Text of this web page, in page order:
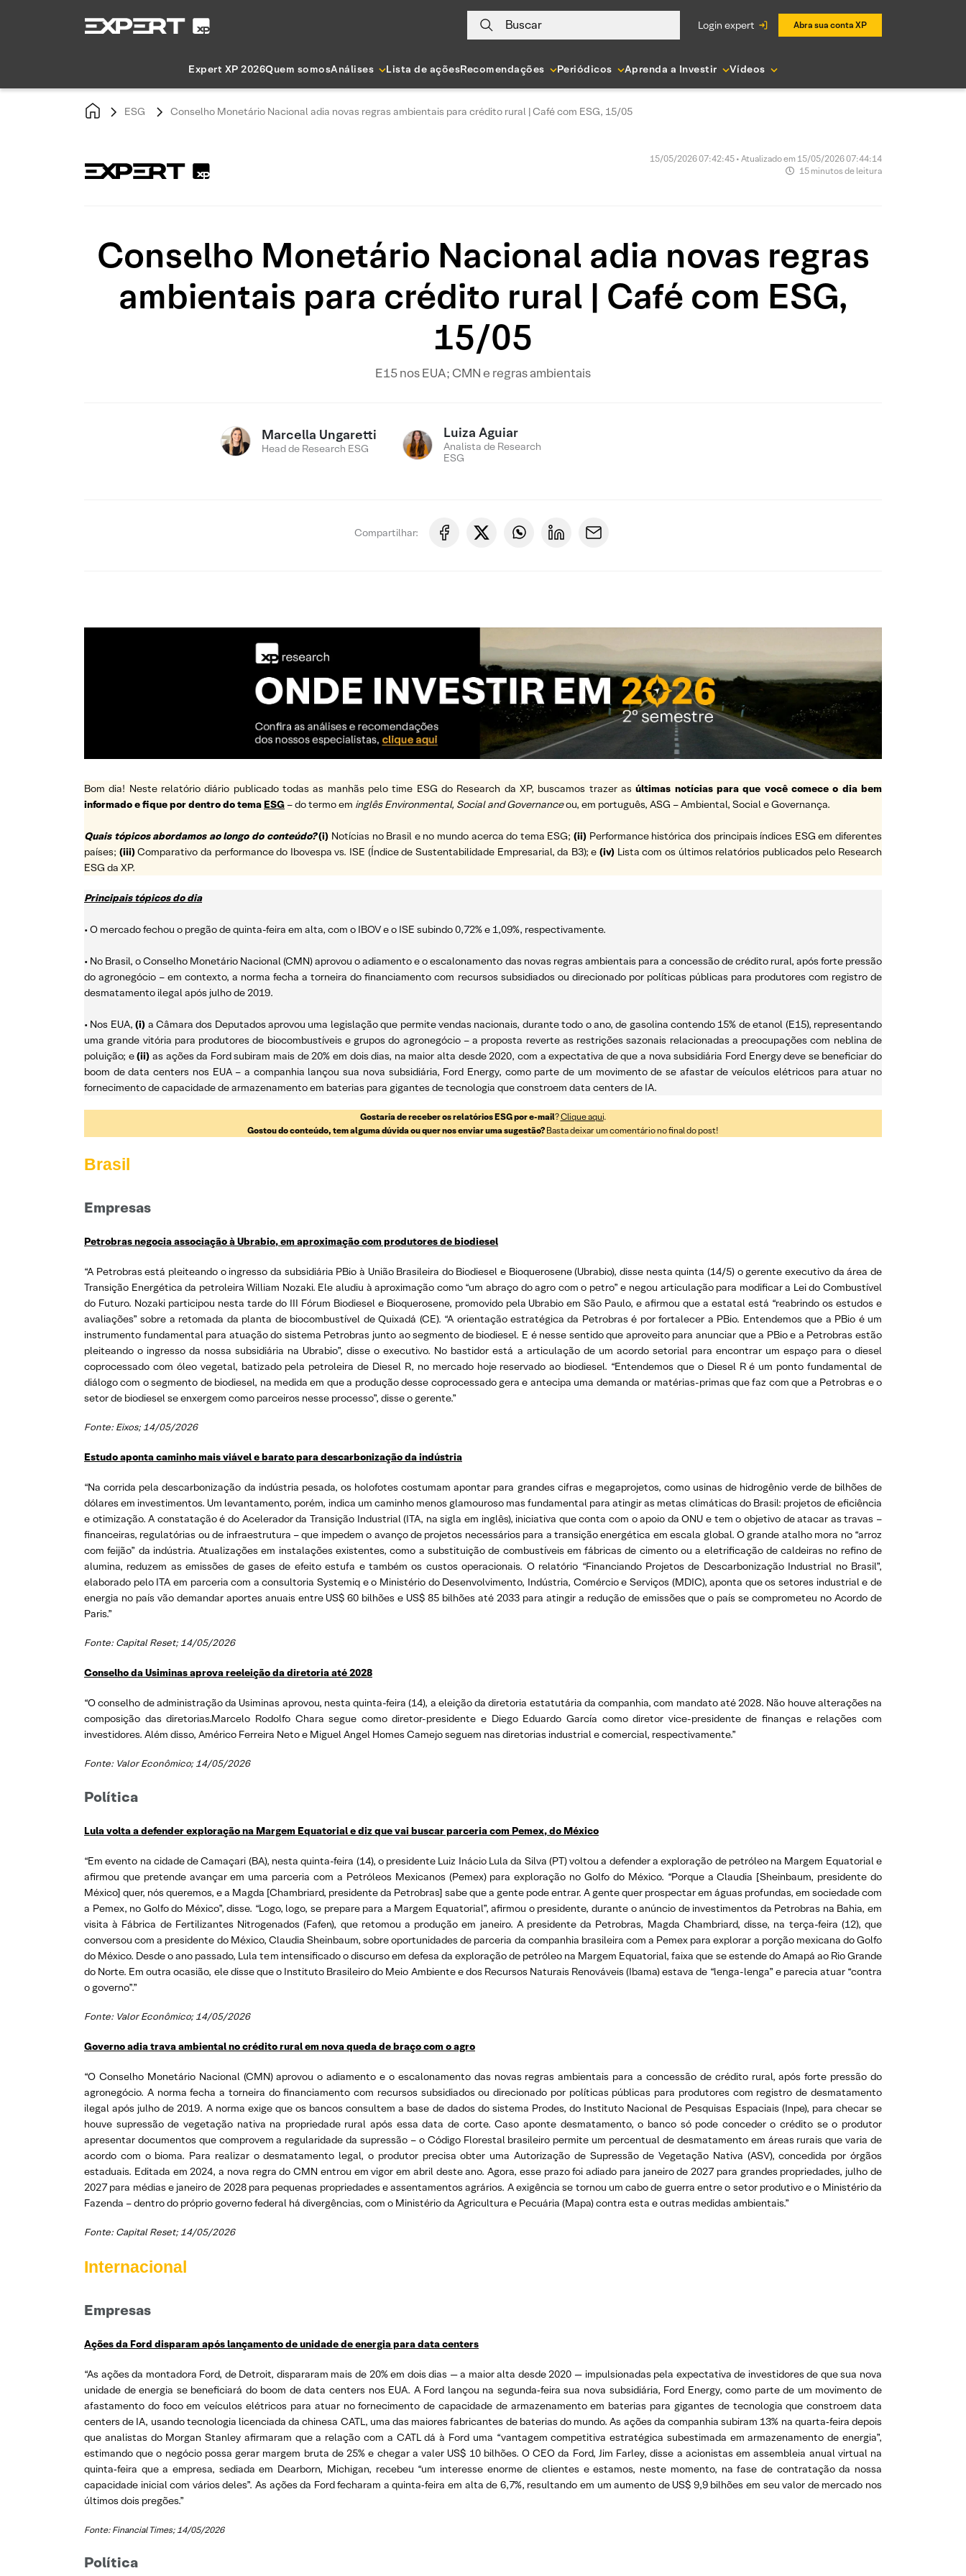
Buscar login expert Abra sua conta XP
Expert XP 2026Quem somosAnálises Lista de açõesRecomendações Periódicos Aprenda a Investir Vídeos
ESG Conselho Monetário Nacional adia novas regras ambientais para crédito rural | Café com ESG, 15/05
15/05/2026 07:42:45 • Atualizado em 15/05/2026 07:44:14
15 minutos de leitura
Conselho Monetário Nacional adia novas regras
ambientais para crédito rural | Café com ESG,
15/05
E15 nos EUA; CMN e regras ambientais
Marcella Ungaretti
Head de Research ESG
Luiza Aguiar
Analista de Research
ESG
Compartilhar:
Bom dia! Neste relatório diário publicado todas as manhãs pelo time ESG do Research da XP, buscamos trazer asúltimas notícias para que você comece o dia bem
informado e fique por dentro do tema ESG – do termo em inglês Environmental, Social and Governanceou, em português, ASG – Ambiental, Social e Governança.
Quais tópicos abordamos ao longo do conteúdo? (i) Notícias no Brasil e no mundo acerca do tema ESG;(ii) Performance histórica dos principais índices ESG em diferentes
países; (iii)Comparativo da performance do Ibovespa vs. ISE (Índice de Sustentabilidade Empresarial, da B3); e (iv) Lista com os últimos relatórios publicados pelo Research
ESG da XP.
Principais tópicos do dia
• O mercado fechou o pregão de quinta-feira em alta, com o IBOV e o ISE subindo 0,72% e 1,09%, respectivamente.
• No Brasil, o Conselho Monetário Nacional (CMN) aprovou o adiamento e o escalonamento das novas regras ambientais para a concessão de crédito rural, após forte pressão
do agronegócio – em contexto, a norma fecha a torneira do financiamento com recursos subsidiados ou direcionado por políticas públicas para produtores com registro de
desmatamento ilegal após julho de 2019.
• Nos EUA,(i) a Câmara dos Deputados aprovou uma legislação que permite vendas nacionais, durante todo o ano, de gasolina contendo 15% de etanol (E15), representando
uma grande vitória para produtores de biocombustíveis e grupos do agronegócio – a proposta reverte as restrições sazonais relacionadas a preocupações com neblina de
poluição; e(ii) as ações da Ford subiram mais de 20% em dois dias, na maior alta desde 2020, com a expectativa de que a nova subsidiária Ford Energy deve se beneficiar do
boom de data centers nos EUA – a companhia lançou sua nova subsidiária, Ford Energy, como parte de um movimento de se afastar de veículos elétricos para atuar no
fornecimento de capacidade de armazenamento em baterias para gigantes de tecnologia que constroem data centers de IA.
Gostaria de receber os relatórios ESG por e-mail?Clique aqui.
Gostou do conteúdo, tem alguma dúvida ou quer nos enviar uma sugestão? Basta deixar um comentário no final do post!
Brasil
Empresas
Petrobras negocia associação à Ubrabio, em aproximação com produtores de biodiesel
“A Petrobras está pleiteando o ingresso da subsidiária PBio à União Brasileira do Biodiesel e Bioquerosene (Ubrabio), disse nesta quinta (14/5) o gerente executivo da área de
Transição Energética da petroleira William Nozaki. Ele aludiu à aproximação como “um abraço do agro com o petro” e negou articulação para modificar a Lei do Combustível
do Futuro. Nozaki participou nesta tarde do III Fórum Biodiesel e Bioquerosene, promovido pela Ubrabio em São Paulo, e afirmou que a estatal está “reabrindo os estudos e
avaliações” sobre a retomada da planta de biocombustível de Quixadá (CE). “A orientação estratégica da Petrobras é por fortalecer a PBio. Entendemos que a PBio é um
instrumento fundamental para atuação do sistema Petrobras junto ao segmento de biodiesel. E é nesse sentido que aproveito para anunciar que a PBio e a Petrobras estão
pleiteando o ingresso da nossa subsidiária na Ubrabio”, disse o executivo. No bastidor está a articulação de um acordo setorial para encontrar um espaço para o diesel
coprocessado com óleo vegetal, batizado pela petroleira de Diesel R, no mercado hoje reservado ao biodiesel. “Entendemos que o Diesel R é um ponto fundamental de
diálogo com o segmento de biodiesel, na medida em que a produção desse coprocessado gera e antecipa uma demanda or matérias-primas que faz com que a Petrobras e o
setor de biodiesel se enxergem como parceiros nesse processo”, disse o gerente.”
Fonte: Eixos; 14/05/2026
Estudo aponta caminho mais viável e barato para descarbonização da indústria
“Na corrida pela descarbonização da indústria pesada, os holofotes costumam apontar para grandes cifras e megaprojetos, como usinas de hidrogênio verde de bilhões de
dólares em investimentos. Um levantamento, porém, indica um caminho menos glamouroso mas fundamental para atingir as metas climáticas do Brasil: projetos de eficiência
e otimização. A constatação é do Acelerador da Transição Industrial (ITA, na sigla em inglês), iniciativa que conta com o apoio da ONU e tem o objetivo de atacar as travas –
financeiras, regulatórias ou de infraestrutura – ­que impedem o avanço de projetos necessários para a transição energética em escala global. O grande atalho mora no “arroz
com feijão” da indústria. Atualizações em instalações existentes, como a substituição de combustíveis em fábricas de cimento ou a eletrificação de caldeiras no refino de
alumina, reduzem as emissões de gases de efeito estufa e também os custos operacionais. O relatório “Financiando Projetos de Descarbonização Industrial no Brasil”,
elaborado pelo ITA em parceria com a consultoria Systemiq e o Ministério do Desenvolvimento, Indústria, Comércio e Serviços (MDIC), aponta que os setores industrial e de
energia no país vão demandar aportes anuais entre US$ 60 bilhões e US$ 85 bilhões até 2033 para atingir a redução de emissões que o país se comprometeu no Acordo de
Paris.”
Fonte: Capital Reset; 14/05/2026
Conselho da Usiminas aprova reeleição da diretoria até 2028
“O conselho de administração da Usiminas aprovou, nesta quinta-feira (14), a eleição da diretoria estatutária da companhia, com mandato até 2028. Não houve alterações na
composição das diretorias.Marcelo Rodolfo Chara segue como diretor-presidente e Diego Eduardo García como diretor vice-presidente de finanças e relações com
investidores. Além disso, Américo Ferreira Neto e Miguel Angel Homes Camejo seguem nas diretorias industrial e comercial, respectivamente.”
Fonte: Valor Econômico; 14/05/2026
Política
Lula volta a defender exploração na Margem Equatorial e diz que vai buscar parceria com Pemex, do México
“Em evento na cidade de Camaçari (BA), nesta quinta-feira (14), o presidente Luiz Inácio Lula da Silva (PT) voltou a defender a exploração de petróleo na Margem Equatorial e
afirmou que pretende avançar em uma parceria com a Petróleos Mexicanos (Pemex) para exploração no Golfo do México. “Porque a Claudia [Sheinbaum, presidente do
México] quer, nós queremos, e a Magda [Chambriard, presidente da Petrobras] sabe que a gente pode entrar. A gente quer prospectar em águas profundas, em sociedade com
a Pemex, no Golfo do México”, disse. “Logo, logo, se prepare para a Margem Equatorial”, afirmou o presidente, durante o anúncio de investimentos da Petrobras na Bahia, em
visita à Fábrica de Fertilizantes Nitrogenados (Fafen), que retomou a produção em janeiro. A presidente da Petrobras, Magda Chambriard, disse, na terça-feira (12), que
conversou com a presidente do México, Claudia Sheinbaum, sobre oportunidades de parceria da companhia brasileira com a Pemex para explorar a porção mexicana do Golfo
do México. Desde o ano passado, Lula tem intensificado o discurso em defesa da exploração de petróleo na Margem Equatorial, faixa que se estende do Amapá ao Rio Grande
do Norte. Em outra ocasião, ele disse que o Instituto Brasileiro do Meio Ambiente e dos Recursos Naturais Renováveis (Ibama) estava de “lenga-lenga” e parecia atuar “contra
o governo”.”
Fonte: Valor Econômico; 14/05/2026
Governo adia trava ambiental no crédito rural em nova queda de braço com o agro
“O Conselho Monetário Nacional (CMN) aprovou o adiamento e o escalonamento das novas regras ambientais para a concessão de crédito rural, após forte pressão do
agronegócio. A norma fecha a torneira do financiamento com recursos subsidiados ou direcionado por políticas públicas para produtores com registro de desmatamento
ilegal após julho de 2019. A norma exige que os bancos consultem a base de dados do sistema Prodes, do Instituto Nacional de Pesquisas Espaciais (Inpe), para checar se
houve supressão de vegetação nativa na propriedade rural após essa data de corte. Caso aponte desmatamento, o banco só pode conceder o crédito se o produtor
apresentar documentos que comprovem a regularidade da supressão – o Código Florestal brasileiro permite um percentual de desmatamento em áreas rurais que varia de
acordo com o bioma. Para realizar o desmatamento legal, o produtor precisa obter uma Autorização de Supressão de Vegetação Nativa (ASV), concedida por órgãos
estaduais. Editada em 2024, a nova regra do CMN entrou em vigor em abril deste ano. Agora, esse prazo foi adiado para janeiro de 2027 para grandes propriedades, julho de
2027 para médias e janeiro de 2028 para pequenas propriedades e assentamentos agrários. A exigência se tornou um cabo de guerra entre o setor produtivo e o Ministério da
Fazenda – dentro do próprio governo federal há divergências, com o Ministério da Agricultura e Pecuária (Mapa) contra esta e outras medidas ambientais.”
Fonte: Capital Reset; 14/05/2026
Internacional
Empresas
Ações da Ford disparam após lançamento de unidade de energia para data centers
“As ações da montadora Ford, de Detroit, dispararam mais de 20% em dois dias — a maior alta desde 2020 — impulsionadas pela expectativa de investidores de que sua nova
unidade de energia se beneficiará do boom de data centers nos EUA. A Ford lançou na segunda‑feira sua nova subsidiária, Ford Energy, como parte de um movimento de
afastamento do foco em veículos elétricos para atuar no fornecimento de capacidade de armazenamento em baterias para gigantes de tecnologia que constroem data
centers de IA, usando tecnologia licenciada da chinesa CATL, uma das maiores fabricantes de baterias do mundo. As ações da companhia subiram 13% na quarta‑feira depois
que analistas do Morgan Stanley afirmaram que a relação com a CATL dá à Ford uma “vantagem competitiva estratégica subestimada em armazenamento de energia”,
estimando que o negócio possa gerar margem bruta de 25% e chegar a valer US$ 10 bilhões. O CEO da Ford, Jim Farley, disse a acionistas em assembleia anual virtual na
quinta‑feira que a empresa, sediada em Dearborn, Michigan, recebeu “um interesse enorme de clientes e estamos, neste momento, na fase de contratação da nossa
capacidade inicial com vários deles”. As ações da Ford fecharam a quinta‑feira em alta de 6,7%, resultando em um aumento de US$ 9,9 bilhões em seu valor de mercado nos
últimos dois pregões.”
Fonte: Financial Times; 14/05/2026
Política